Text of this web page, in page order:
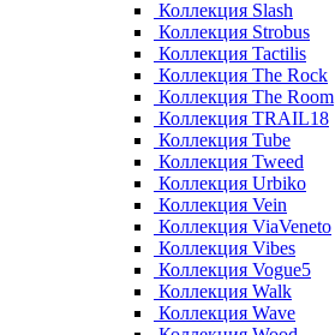
Коллекция Slash
Коллекция Strobus
Коллекция Tactilis
Коллекция The Rock
Коллекция The Room
Коллекция TRAIL18
Коллекция Tube
Коллекция Tweed
Коллекция Urbiko
Коллекция Vein
Коллекция ViaVeneto
Коллекция Vibes
Коллекция Vogue5
Коллекция Walk
Коллекция Wave